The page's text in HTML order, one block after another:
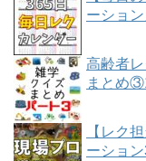
ーショ
高齢者
まとめ
【レク
ーショ